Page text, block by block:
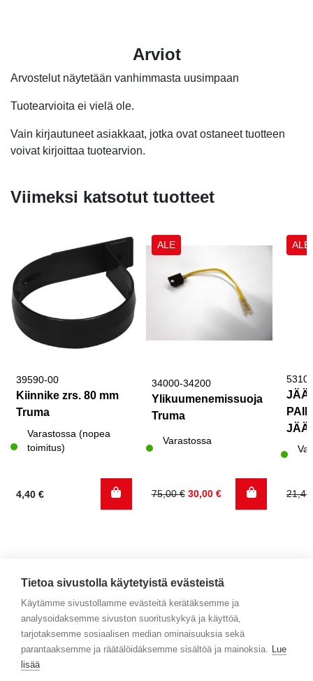
Arviot
Arvostelut näytetään vanhimmasta uusimpaan
Tuotearvioita ei vielä ole.
Vain kirjautuneet asiakkaat, jotka ovat ostaneet tuotteen
voivat kirjoittaa tuotearvion.
Viimeksi katsotut tuotteet
39590-00
Kiinnike zrs. 80 mm
Truma
Varastossa (nopea
toimitus)
4,40 €
ALE
34000-34200
Ylikuumenemissuoja
Truma
Varastossa
75,00€
Alkuperäinen
30,00 €
Nykyinen
ALE
Yhteystiedot
Selaa tuotteita
Tietoa sivustolla käytetyistä evästeistä
Käytämme sivustollamme evästeitä kerätäksemme ja
analysoidaksemme sivuston suorituskykyä ja käyttöä,
tarjotaksemme sosiaalisen median ominaisuuksia sekä
parantaaksemme ja räätälöidäksemme sisältöä ja mainoksia. Lue
lisää